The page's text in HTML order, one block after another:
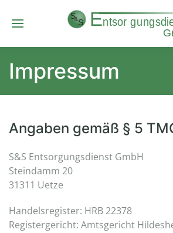
Impressum
Angaben gemäß § 5
S&S Entsorgungsdienst GmbH
Steindamm 20
31311 Uetze
Handelsregister: HRB 22378
Registergericht: Amtsgericht